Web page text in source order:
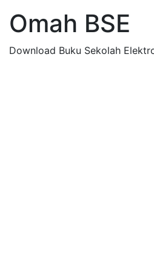
Omah BSE
Download Buku Sekolah